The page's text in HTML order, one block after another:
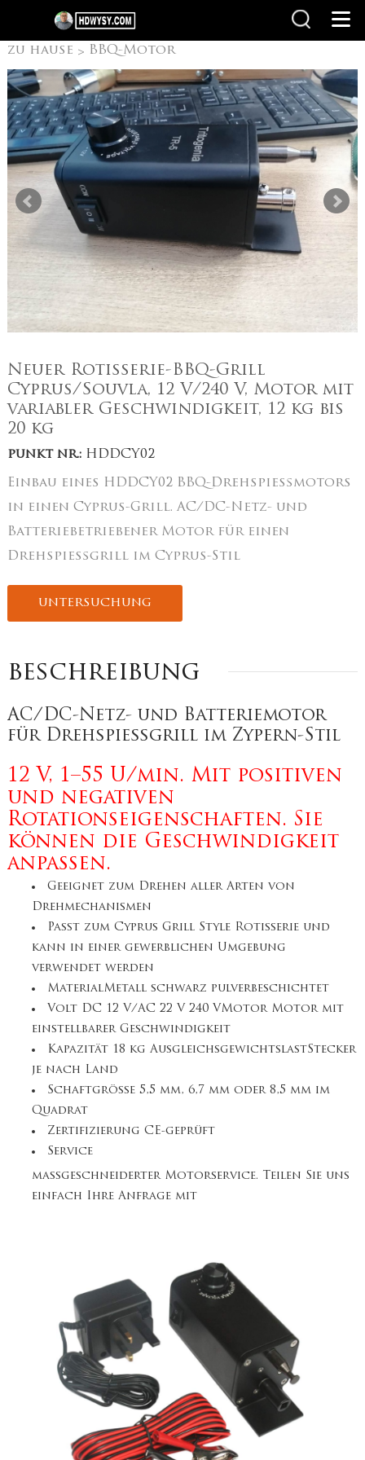
zu hause > BBQ-Motor
>Zypern Spit Motoren
Neuer Rotisserie-BBQ-Grill
Cyprus/Souvla, 12 V/240 V, Motor mit
variabler Geschwindigkeit, 12 kg bis
20 kg
punkt nr.:HDDCY02
Einbau eines HDDCY02 BBQ-Drehspießmotors
in einen Cyprus-Grill. AC/DC-Netz- und
Batteriebetriebener Motor für einen
Drehspießgrill im Cyprus-Stil
untersuchung
beschreibung
AC/DC-Netz- und Batteriemotor
für Drehspießgrill im Zypern-Stil
12 V, 1–55 U/min. Mit positiven
und negativen
Rotationseigenschaften. Sie
können die Geschwindigkeit
anpassen.
Geeignet zum Drehen aller Arten von
Drehmechanismen
Passt zum Cyprus Grill Style Rotisserie und
kann in einer gewerblichen Umgebung
verwendet werden
MaterialMetall schwarz pulverbeschichtet
Volt DC 12 V/AC 22 V 240 VMotor Motor mit
einstellbarer Geschwindigkeit
Kapazität 18 kg AusgleichsgewichtslastStecker
je nach Land
Schaftgröße 5,5 mm, 6,7 mm oder 8,5 mm im
Quadrat
Zertifizierung CE-geprüft
Service
maßgeschneiderter Motorservice. Teilen Sie uns
einfach Ihre Anfrage mit